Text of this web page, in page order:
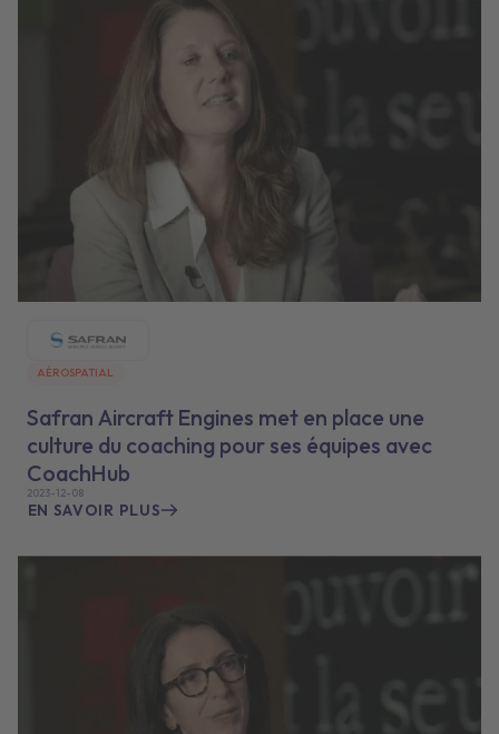
AÉROSPATIAL
Safran Aircraft Engines met en place une
culture du coaching pour ses équipes avec
CoachHub
2023-12-08
EN SAVOIR PLUS